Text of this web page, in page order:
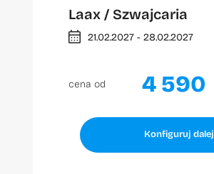
Laax / Szwajcaria
21.02.2027 - 28.02.2027
cena od 4 590
Konfiguruj dalej